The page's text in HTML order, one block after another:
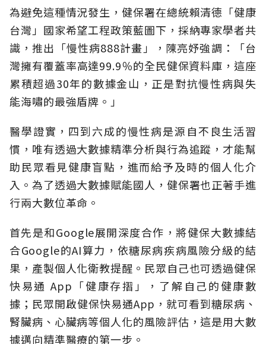
為避免這種情況發生，健保署在總統賴清德「健康
台灣」國家希望工程政策藍圖下，採納專家學者共
識，推出「慢性病888計畫」，陳亮妤強調：「台
灣擁有覆蓋率高達99.9％的全民健保資料庫，這座
累積超過30年的數據金山，正是對抗慢性病與失
能海嘯的最強盾牌。」
醫學證實，四到六成的慢性病是源自不良生活習
慣，唯有透過大數據精準分析與行為追蹤，才能幫
助民眾看見健康盲點，進而給予及時的個人化介
入。為了透過大數據賦能國人，健保署也正著手進
行兩大數位革命。
首先是和Google展開深度合作，將健保大數據結
合Google的AI算力，依糖尿病疾病風險分級的結
果，產製個人化衛教提醒。民眾自己也可透過健保
快易通 App「健康存摺」，了解自己的健康數
據；民眾開啟健保快易通App，就可看到糖尿病、
腎臟病、心臟病等個人化的風險評估，這是用大數
據邁向精準醫療的第一步。